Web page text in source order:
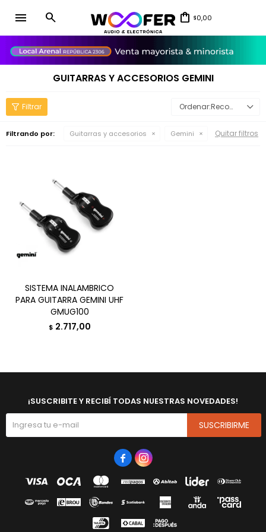
menu $0,00
GUITARRAS Y ACCESORIOS GEMINI
Recomendados
Filtrando por: Guitarras y accesorios Gemini Quitar filtros
SISTEMA INALAMBRICO
PARA GUITARRA GEMINI UHF
GMUG100
$ 2.717,00
¡SUSCRIBITE Y RECIBÍ TODAS NUESTRAS NOVEDADES!
SUSCRIBIRME
 
close